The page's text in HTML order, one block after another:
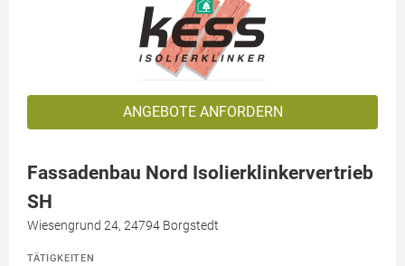
ANGEBOTE ANFORDERN
Fassadenbau Nord Isolierklinkervertrieb
SH
Wiesengrund 24, 24794 Borgstedt
TÄTIGKEITEN